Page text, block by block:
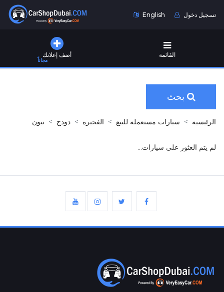
English تسجيل دخول
أضف إعلانك
مجاناً
القائمة
بحث
الرئيسية سيارات مستعملة للبيع الفجيرة دودج نيون
لم يتم العثور على سيارات...